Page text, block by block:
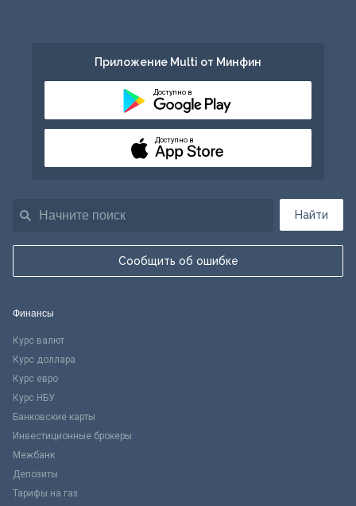
Найти
Сообщить об ошибке
Приложение Multi от Минфин
Доступно в
Доступно в
Финансы
Курс валют
Курс доллара
Курс евро
Курс НБУ
Банковские карты
Инвестиционные брокеры
Межбанк
Депозиты
Тарифы на газ